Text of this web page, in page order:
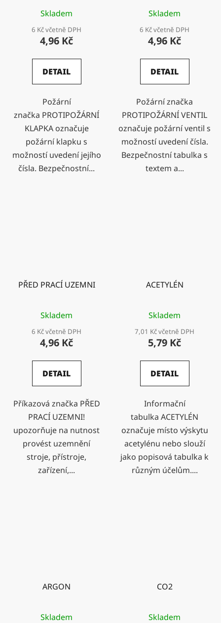
Skladem
6 Kč včetně DPH
4,96 Kč
DETAIL
Požární
značka PROTIPOŽÁRNÍ
KLAPKA označuje
požární klapku s
možností uvedení jejího
čísla. Bezpečnostní...
Skladem
6 Kč včetně DPH
4,96 Kč
DETAIL
Požární značka
PROTIPOŽÁRNÍ VENTIL
označuje požární ventil s
možností uvedení čísla.
Bezpečnostní tabulka s
textem a...
PŘED PRACÍ UZEMNI
Skladem
6 Kč včetně DPH
4,96 Kč
DETAIL
Příkazová značka PŘED
PRACÍ UZEMNI!
upozorňuje na nutnost
provést uzemnění
stroje, přístroje,
zařízení,...
ACETYLÉN
Skladem
7,01 Kč včetně DPH
5,79 Kč
DETAIL
Informační
tabulka ACETYLÉN
označuje místo výskytu
acetylénu nebo slouží
jako popisová tabulka k
různým účelům....
ARGON
Skladem
CO2
Skladem